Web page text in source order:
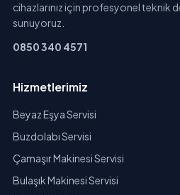
cihazlarınız için profesyonel teknik
sunuyoruz.
0850 340 4571
Hizmetlerimiz
Beyaz Eşya Servisi
Buzdolabı Servisi
Çamaşır Makinesi Servisi
Bulaşık Makinesi Servisi